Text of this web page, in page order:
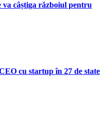
câștiga războiul pentru
cu startup în 27 de state